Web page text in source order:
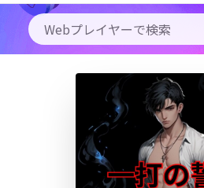
使い方
初回30日間無料お試し